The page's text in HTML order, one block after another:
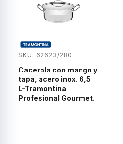
SKU: 62623/280
Cacerola con mango y
tapa, acero inox. 6,5
L-Tramontina
Profesional Gourmet.